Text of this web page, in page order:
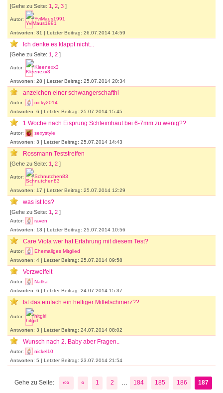
[Gehe zu Seite: 1 2 3 ]
Autor: YviMaus1991
Antworten: 31 | Letzter Beitrag: 26.07.2014 14:59
Ich denke es klappt nicht...
[Gehe zu Seite: 1 2 ]
Autor: Kleenexx3
Antworten: 28 | Letzter Beitrag: 25.07.2014 20:34
anzeichen einer schwangerschafthi
Autor:
nicky2014
Antworten: 6 | Letzter Beitrag: 25.07.2014 15:45
1 Woche nach Eisprung Schleimhaut bei 6-7mm zu wenig??
Autor:
sexystyle
Antworten: 3 | Letzter Beitrag: 25.07.2014 14:43
Rossmann Teststreifen
[Gehe zu Seite: 1 2 ]
Autor: Schnutchen83
Antworten: 17 | Letzter Beitrag: 25.07.2014 12:29
was ist los?
[Gehe zu Seite: 1 2 ]
Autor:
raven
Antworten: 18 | Letzter Beitrag: 25.07.2014 10:56
Care Viola wer hat Erfahrung mit diesem Test?
Autor:
Ehemaliges Mitglied
Antworten: 4 | Letzter Beitrag: 25.07.2014 09:58
Verzweifelt
Autor:
Natka
Antworten: 6 | Letzter Beitrag: 24.07.2014 15:37
Ist das einfach ein heftiger Mittelschmerz??
Autor: hitgirl
Antworten: 3 | Letzter Beitrag: 24.07.2014 08:02
Wunsch nach 2. Baby aber Fragen..
Autor:
nickel10
Antworten: 5 | Letzter Beitrag: 23.07.2014 21:54
Gehe zu Seite: «« « 1 2 184 185 186 187